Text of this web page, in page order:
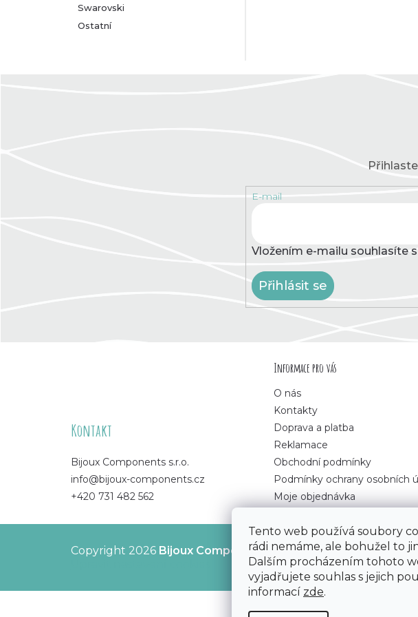
Tento web používá soubory
rádi nemáme, ale bohužel to
Dalším procházením tohoto
vyjadřujete souhlas s jejich
informací zde.
Swarovski
Ostatní
E-mail
Vložením e-mailu souhlasíte s
Přihlásit se
Kontakt
Bijoux Components s.r.o.
info@bijoux-components.cz
+420 731 482 562
Informace pro vás
O nás
Kontakty
Doprava a platba
Reklamace
Obchodní podmínky
Podmínky ochrany osobních
Moje objednávka
Copyright 2026 Bijoux Components - Svět korálků. Všechna